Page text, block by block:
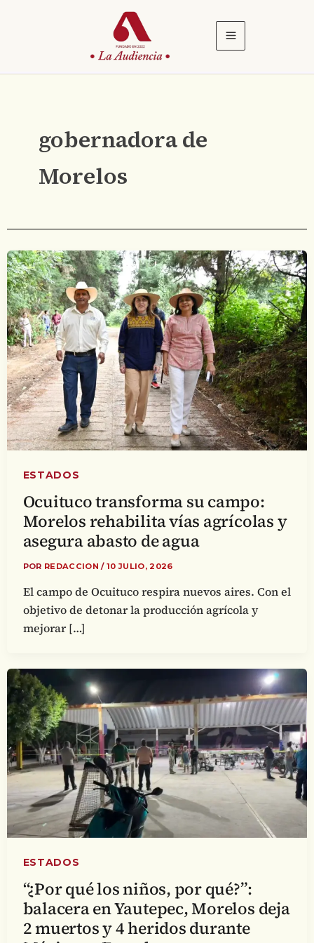
gobernadora de
Morelos
ESTADOS
Ocuituco transforma su campo:
Morelos rehabilita vías agrícolas y
asegura abasto de agua
POR REDACCION/ 10 JULIO, 2026
El campo de Ocuituco respira nuevos aires. Con el
objetivo de detonar la producción agrícola y
mejorar […]
ESTADOS
“¿Por qué los niños, por qué?”:
balacera en Yautepec, Morelos deja
2 muertos y 4 heridos durante